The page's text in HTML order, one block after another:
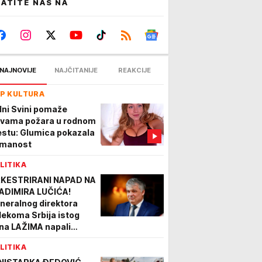
NAS NA
NAJNOVIJE NAJČITANIJE REAKCIJE
KULTURA
Svini pomaže
požara u rodnom
Glumica pokazala
NAPAD NA
LUČIĆA!
direktora
Srbija istog
LAŽIMA napali